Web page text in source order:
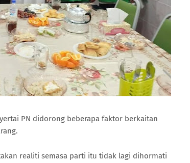
PN didorong beberapa faktor berkaitan
realiti semasa parti itu tidak lagi dihormati